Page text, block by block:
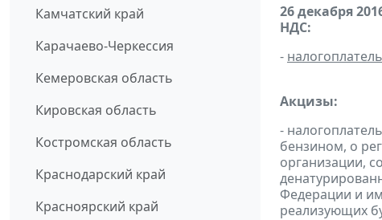
Камчатский край
Карачаево-Черкессия
Кемеровская область
Кировская область
Костромская область
Краснодарский край
Красноярский край
26 декабря
НДС:
-
Акцизы:
-
бензином, о
организации,
Федерации и
реализующих